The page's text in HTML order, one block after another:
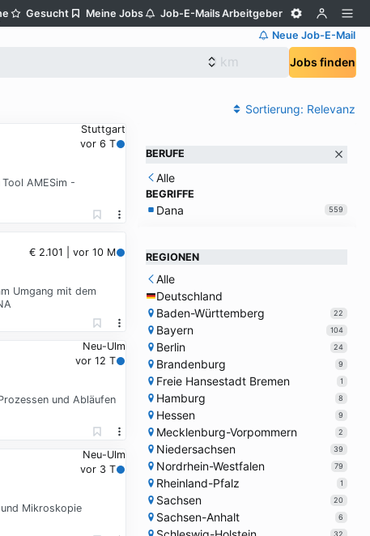
Gesucht Meine Jobs Job-E-MailsArbeitgeber
Neue Job-E-Mail
Jobs finden
Sortierung: Relevanz
Stuttgart
vor 6 T
AMESim -
€ 2.101 | vor 10 M
Umgang mit dem
Neu-Ulm
vor 12 T
und Abläufen
Neu-Ulm
vor 3 T
Mikroskopie
BERUFE
Alle
BEGRIFFE
Dana 559
REGIONEN
Alle
Deutschland
Baden-Württemberg
22
Bayern 104
Berlin 24
Brandenburg 9
Freie Hansestadt Bremen 1
Hamburg 8
Hessen 9
Mecklenburg-Vorpommern 2
Niedersachsen 39
Nordrhein-Westfalen 79
Rheinland-Pfalz 1
Sachsen 20
Sachsen-Anhalt 6
32